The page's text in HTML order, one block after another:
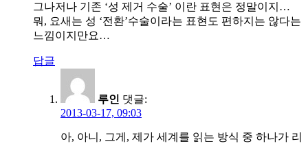
그나저나 기존 ‘성 제거 수술’ 이란 표현은 정말이지…
뭐, 요새는 성 ‘전환’수술이라는 표현도 편하지는 않다는
느낌이지만요…
답글
루인 댓글:
2013-03-17, 09:03
아, 아니, 그게, 제가 세계를 읽는 방식 중 하나가 리